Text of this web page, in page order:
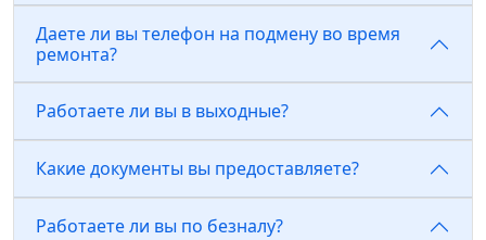
Даете ли вы телефон на подмену во время
ремонта?
Работаете ли вы в выходные?
Какие документы вы предоставляете?
Работаете ли вы по безналу?